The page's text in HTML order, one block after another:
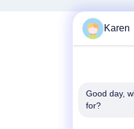
Karen
Good day,
for?